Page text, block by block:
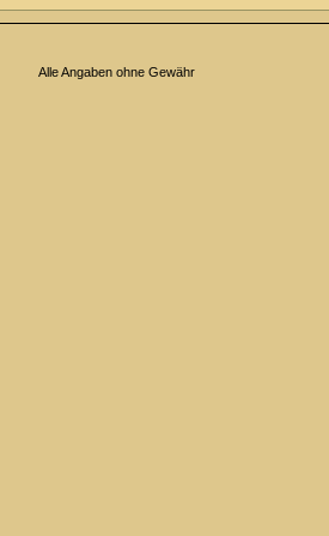
Alle Angaben ohne Gewähr